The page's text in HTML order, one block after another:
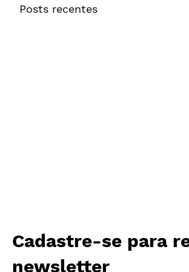
Posts recentes
Cadastre-se para
newsletter